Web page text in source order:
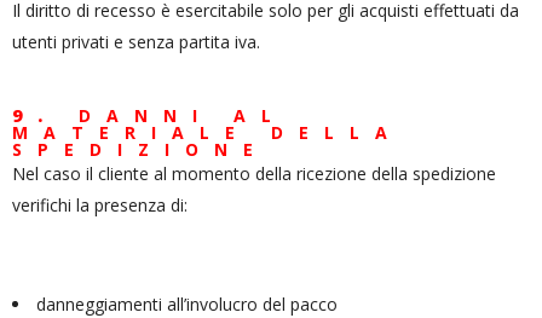
Il diritto di recesso è esercitabile solo per gli acquisti effettuati da
utenti privati e senza partita iva.
9. DANNI AL
MATERIALE DELLA
SPEDIZIONE
Nel caso il cliente al momento della ricezione della spedizione
verifichi la presenza di:
danneggiamenti all’involucro del pacco